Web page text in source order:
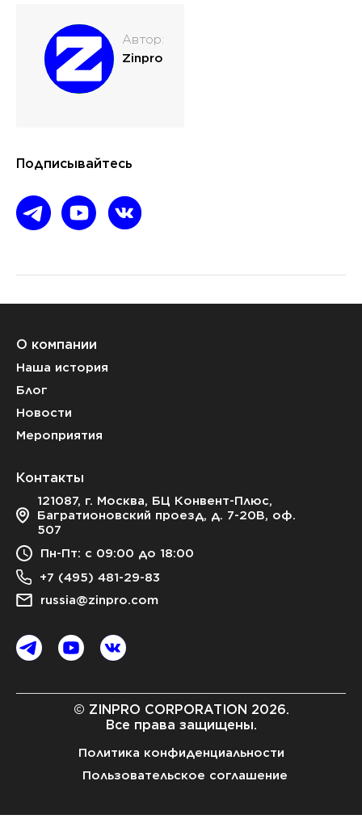
Подписывайтесь
Автор:
Zinpro
О компании
Наша история
Блог
Новости
Мероприятия
Контакты
121087, г. Москва, БЦ Конвент-Плюс,
Багратионовский проезд, д. 7-20В, оф.
507
Пн-Пт: с 09:00 до 18:00
+7 (495) 481-29-83
russia@zinpro.com
© ZINPRO CORPORATION 2026.
Все права защищены.
Политика конфиденциальности
Пользовательское соглашение